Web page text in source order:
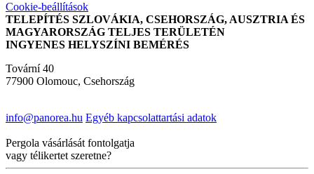
Cookie-beállítások
TELEPÍTÉS SZLOVÁKIA, CSEHORSZÁG, AUSZTRIA ÉS
MAGYARORSZÁG TELJES TERÜLETÉN
INGYENES HELYSZÍNI BEMÉRÉS
Tovární 40
77900 Olomouc, Csehország
info@panorea.hu Egyéb kapcsolattartási adatok
Pergola vásárlását fontolgatja
vagy télikertet szeretne?